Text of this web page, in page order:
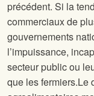
précédent. Si la
commerciaux de
gouvernements
l’impuissance,
secteur public ou
que les fermiers.Le